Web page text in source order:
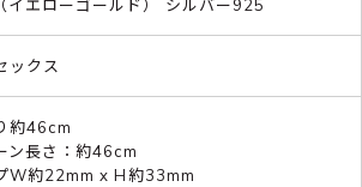
イエローゴールド） シルバー925
ックス
約46cm
ン長さ：約46cm
W約22mm x H約33mm